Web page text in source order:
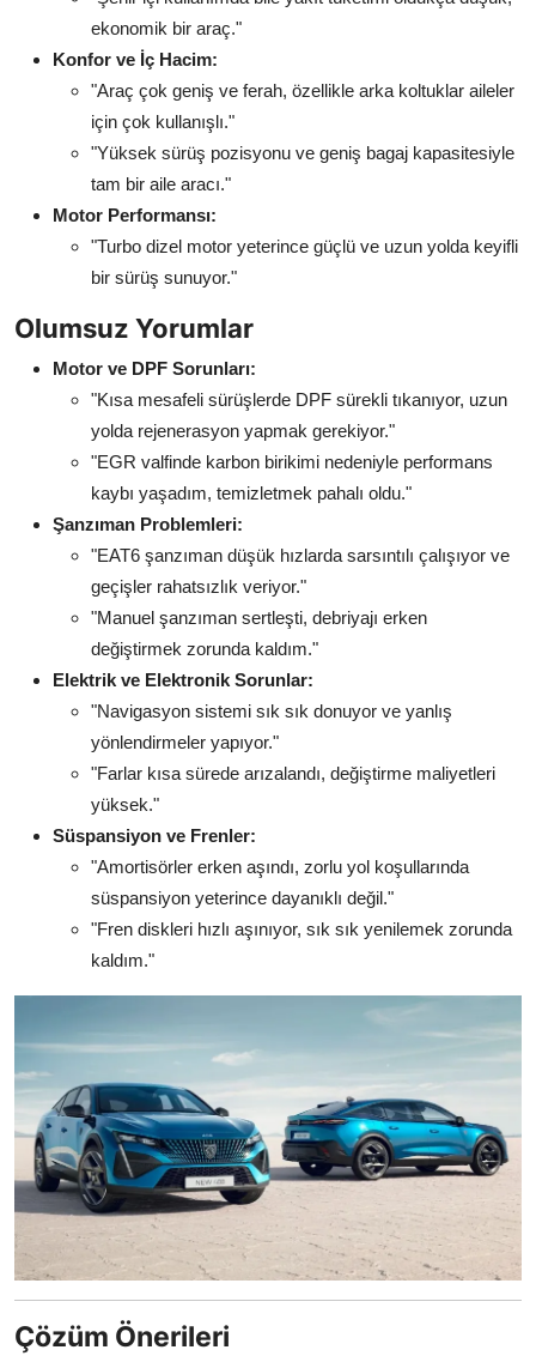
ekonomik bir araç."
Konfor ve İç Hacim:
"Araç çok geniş ve ferah, özellikle arka koltuklar aileler
için çok kullanışlı."
"Yüksek sürüş pozisyonu ve geniş bagaj kapasitesiyle
tam bir aile aracı."
Motor Performansı:
"Turbo dizel motor yeterince güçlü ve uzun yolda keyifli
bir sürüş sunuyor."
Olumsuz Yorumlar
Motor ve DPF Sorunları:
"Kısa mesafeli sürüşlerde DPF sürekli tıkanıyor, uzun
yolda rejenerasyon yapmak gerekiyor."
"EGR valfinde karbon birikimi nedeniyle performans
kaybı yaşadım, temizletmek pahalı oldu."
Şanzıman Problemleri:
"EAT6 şanzıman düşük hızlarda sarsıntılı çalışıyor ve
geçişler rahatsızlık veriyor."
"Manuel şanzıman sertleşti, debriyajı erken
değiştirmek zorunda kaldım."
Elektrik ve Elektronik Sorunlar:
"Navigasyon sistemi sık sık donuyor ve yanlış
yönlendirmeler yapıyor."
"Farlar kısa sürede arızalandı, değiştirme maliyetleri
yüksek."
Süspansiyon ve Frenler:
"Amortisörler erken aşındı, zorlu yol koşullarında
süspansiyon yeterince dayanıklı değil."
"Fren diskleri hızlı aşınıyor, sık sık yenilemek zorunda
kaldım."
Çözüm Önerileri